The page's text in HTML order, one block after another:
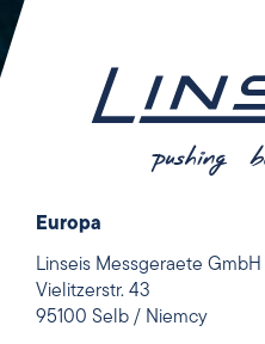
Europa
Linseis Messgeraete GmbH
Vielitzerstr. 43
95100 Selb / Niemcy